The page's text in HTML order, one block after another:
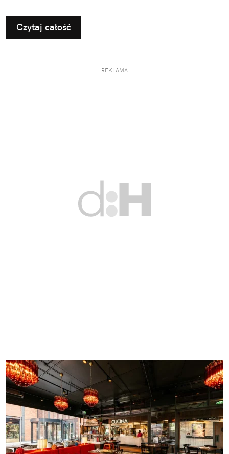
Czytaj całość
REKLAMA